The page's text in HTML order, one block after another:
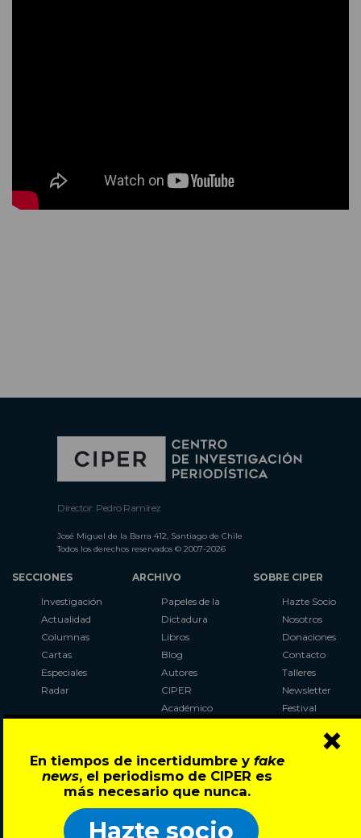
En tiempos de incertidumbre y fake
news, el periodismo de CIPER es
más necesario que nunca.
Hazte socio
×
Director: Pedro Ramírez
José Miguel de la Barra 412, Santiago de Chile
Todos los derechos reservados © 2007-2026
SECCIONES
Investigación
Actualidad
Columnas
Cartas
Especiales
Radar
ARCHIVO
Papeles de la
Dictadura
Libros
Blog
Autores
CIPER
Académico
Al Plebiscito
con CIPER
SOBRE CIPER
Hazte Socio
Nosotros
Donaciones
Contacto
Talleres
Newsletter
Festival